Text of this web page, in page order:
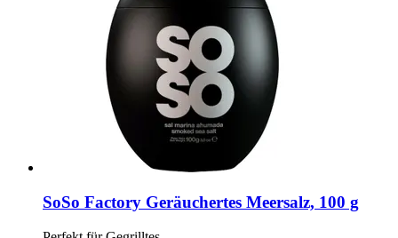
SoSo Factory Geräuchertes Meersalz, 100 g